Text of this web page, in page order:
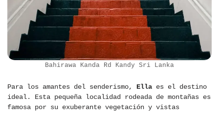
Bahirawa Kanda Rd Kandy Sri Lanka
Para los amantes del senderismo, Ella es el destino
ideal. Esta pequeña localidad rodeada de montañas es
famosa por su exuberante vegetación y vistas